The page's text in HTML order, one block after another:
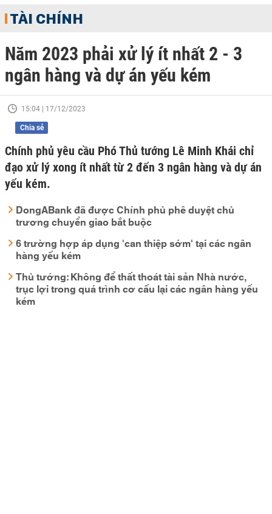
TÀI CHÍNH
Năm 2023 phải xử lý ít nhất 2 - 3
ngân hàng và dự án yếu kém
15:04 | 17/12/2023
Chia sẻ
Chính phủ yêu cầu Phó Thủ tướng Lê Minh Khái chỉ
đạo xử lý xong ít nhất từ 2 đến 3 ngân hàng và dự án
yếu kém.
DongABank đã được Chính phủ phê duyệt chủ
trương chuyển giao bắt buộc
6 trường hợp áp dụng 'can thiệp sớm' tại các ngân
hàng yếu kém
Thủ tướng: Không để thất thoát tài sản Nhà nước,
trục lợi trong quá trình cơ cấu lại các ngân hàng yếu
kém